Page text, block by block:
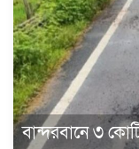
বান্দরবানে ৩